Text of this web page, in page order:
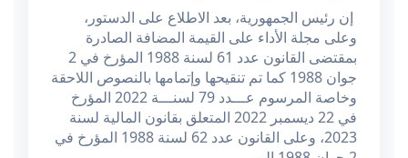
إن رئيس الجمهورية، بعد الاطلاع على الدستور،
وعلى مجلة الأداء على القيمة المضافة الصادرة
بمقتضى القانون عدد 61 لسنة 1988 المؤرخ في 2
جوان 1988 كما تم تنقيحها وإتمامها بالنصوص اللاحقة
وخاصة المرسوم عـــدد 79 لسنـــة 2022 المؤرخ
في 22 ديسمبر 2022 المتعلق بقانون المالية لسنة
2023، وعلى القانون عدد 62 لسنة 1988 المؤرخ في